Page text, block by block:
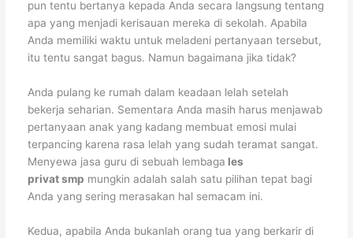
pun tentu bertanya kepada Anda secara langsung tentang
apa yang menjadi kerisauan mereka di sekolah. Apabila
Anda memiliki waktu untuk meladeni pertanyaan tersebut,
itu tentu sangat bagus. Namun bagaimana jika tidak?
Anda pulang ke rumah dalam keadaan lelah setelah
bekerja seharian. Sementara Anda masih harus menjawab
pertanyaan anak yang kadang membuat emosi mulai
terpancing karena rasa lelah yang sudah teramat sangat.
Menyewa jasa guru di sebuah lembaga les
privatsmp mungkin adalah salah satu pilihan tepat bagi
Anda yang sering merasakan hal semacam ini.
Kedua, apabila Anda bukanlah orang tua yang berkarir di